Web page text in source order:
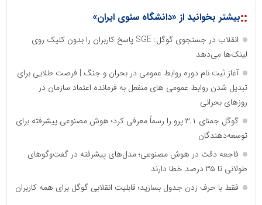
::بیشتر بخوانید از «دانشگاه سئوی ایران»
انقلاب در جستجوی گوگل: SGE پاسخ کاربران را بدون کلیک روی
لینک‌ها می‌دهد
آغاز ثبت نام دوره روابط عمومی در بحران و جنگ | فرصت طلایی برای
تبدیل شدن روابط عمومی های منفعل به فرمانده اعتماد سازمان در
روزهای بحرانی
گوگل جمنای ۳.۱ پرو را رسماً معرفی کرد؛ هوش مصنوعی پیشرفته برای
توسعه‌دهندگان
فاجعه دقت در هوش مصنوعی؛ مدل‌های پیشرفته در گفت‌وگوهای
طولانی تا ۳۵ درصد خطا دارند
فقط با حرف زدن جدول بسازید؛ قابلیت انقلابی گوگل برای همه کاربران